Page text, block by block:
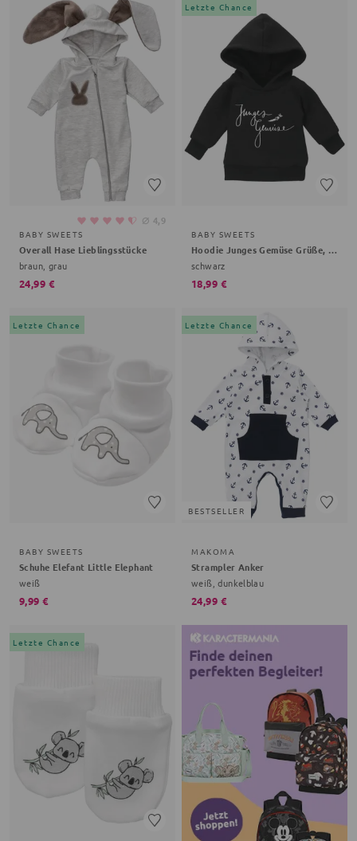
⌀ 4,9
BABY SWEETS
Overall Hase Lieblingsstücke
braun, grau
24,99 €
Letzte Chance
BABY SWEETS
Hoodie Junges Gemüse Grüße, Gemüse
schwarz
18,99 €
Letzte Chance
BABY SWEETS
Schuhe Elefant Little Elephant
weiß
9,99 €
Letzte Chance
BESTSELLER
MAKOMA
Strampler Anker
weiß, dunkelblau
24,99 €
Letzte Chance